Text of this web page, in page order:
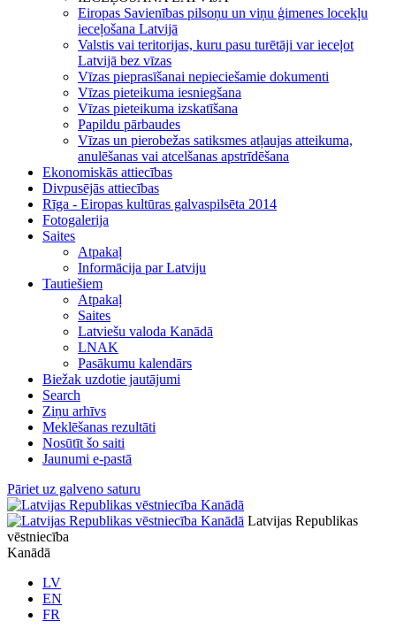
Eiropas Savienības pilsoņu un viņu ģimenes locekļu
ieceļošana Latvijā
Valstis vai teritorijas, kuru pasu turētāji var ieceļot
Latvijā bez vīzas
Vīzas pieprasīšanai nepieciešamie dokumenti
Vīzas pieteikuma iesniegšana
Vīzas pieteikuma izskatīšana
Papildu pārbaudes
Vīzas un pierobežas satiksmes atļaujas atteikuma,
anulēšanas vai atcelšanas apstrīdēšana
Ekonomiskās attiecības
Divpusējās attiecības
Rīga - Eiropas kultūras galvaspilsēta 2014
Fotogalerija
Saites
Atpakaļ
Informācija par Latviju
Tautiešiem
Atpakaļ
Saites
Latviešu valoda Kanādā
LNAK
Pasākumu kalendārs
Biežak uzdotie jautājumi
Search
Ziņu arhīvs
Meklēšanas rezultāti
Nosūtīt šo saiti
Jaunumi e-pastā
Pāriet uz galveno saturu
Latvijas Republikas
vēstniecība
Kanādā
LV
EN
FR